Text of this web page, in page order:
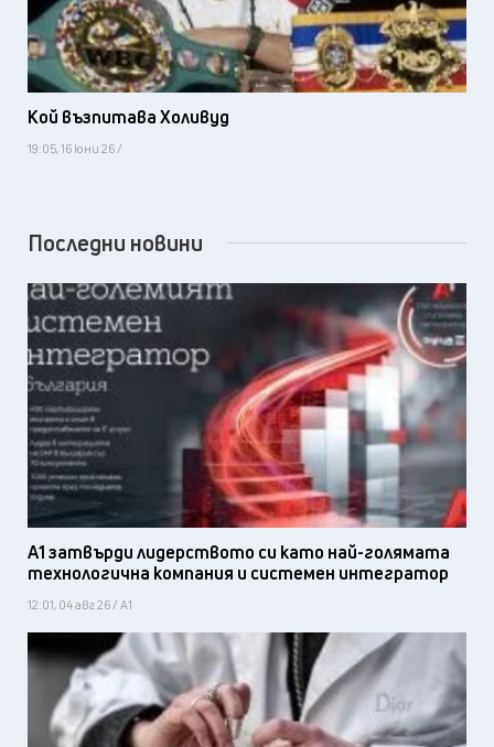
Кой възпитава Холивуд
19:05, 16 юни 26 /
Последни новини
А1 затвърди лидерството си като най-голямата
технологична компания и системен интегратор
12:01, 04 авг 26 / А1